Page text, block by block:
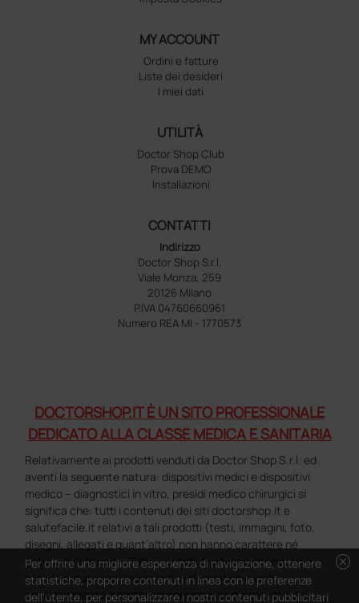
MY ACCOUNT
Ordini e fatture
Liste dei desideri
I miei dati
UTILITÀ
Doctor Shop Club
Prova DEMO
Installazioni
CONTATTI
Indirizzo
Doctor Shop S.r.l.
Viale Monza, 259
20126 Milano
P.IVA 04760660961
Numero REA MI - 1770573
DOCTORSHOP.IT È UN SITO PROFESSIONALE
DEDICATO ALLA CLASSE MEDICA E SANITARIA
Relativamente ai prodotti venduti da Doctor Shop S.r.l. ed
aventi la seguente natura: dispositivi medici e dispositivi
medico – diagnostici in vitro, presidi medico chirurgici si
significa che: tutti i contenuti dei siti doctorshop.it e
salutefacile.it relativi a tali prodotti (testi, immagini, foto,
disegni, allegati e quant’altro) non hanno carattere né
natura di pubblicità. Tutti i contenuti devono intendersi e
sono di natura esclusivamente informativa e volti
esclusivamente a portare a conoscenza dei clienti e dei
cancel
Per offrire una migliore esperienza di navigazione, ottenere
statistiche, proporre contenuti in linea con le preferenze
dell'utente, per personalizzare i nostri contenuti pubblicitari